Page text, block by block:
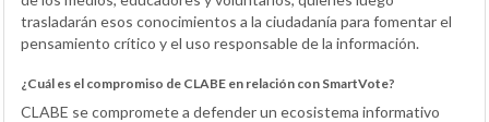
trasladarán esos conocimientos a la ciudadanía para fomentar el
pensamiento crítico y el uso responsable de la información.
¿Cuál es el compromiso de CLABE en relación con SmartVote?
CLABE se compromete a defender un ecosistema informativo